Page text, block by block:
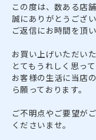
この度は、数ある店
誠にありがとうござい
ご返信にお時間を頂
お買い上げいただい
とてもうれしく思って
お客様の生活に当店
ら願っております。
ご不明点やご要望が
くださいませ。